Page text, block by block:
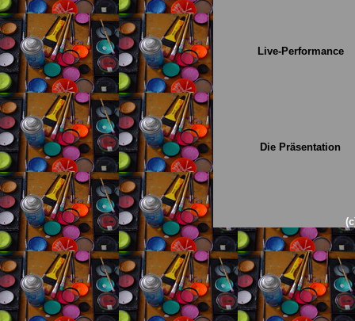
Live-Performance
Die Präsentation